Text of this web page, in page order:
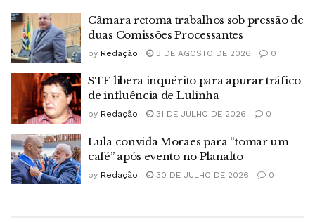
Câmara retoma trabalhos sob pressão de
duas Comissões Processantes
by Redação 3 DE AGOSTO DE 2026 0
STF libera inquérito para apurar tráfico
de influência de Lulinha
by Redação 31 DE JULHO DE 2026 0
Lula convida Moraes para “tomar um
café” após evento no Planalto
by Redação 30 DE JULHO DE 2026 0